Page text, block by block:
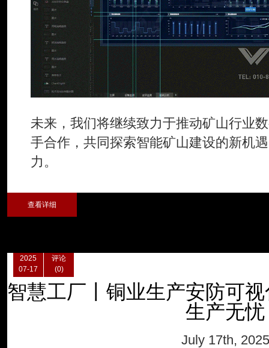
未来，我们将继续致力于推动矿山行业
手合作，共同探索智能矿山建设的新机
力。
查看详细
2025
07-17
评论
(0)
智慧工厂丨铜业生产安防可
生产无忧
July 17th, 2025